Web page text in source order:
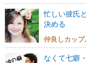
忙しい彼氏
決める
仲良しカップ
なくて七癖